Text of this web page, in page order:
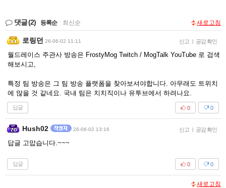
댓글(2) 등록순 최신순 새로고침
로링던 26-06-02 11:11 신고 | 공감 확인
월드레이스 주관사 방송은 FrostyMog Twitch / MogTalk YouTube 로 검색
해보시고,
특정 팀 방송은 그 팀 방송 플랫폼을 찾아보셔야합니다. 아무래도 트위치
에 많을 것 같네요. 국내 팀은 치치직이나 유투브에서 하려나요.
답글 0
0
Hush02 26-06-02 13:16 신고 | 공감 확인
답글 고맙습니다.~~~
답글 0
0
새로고침